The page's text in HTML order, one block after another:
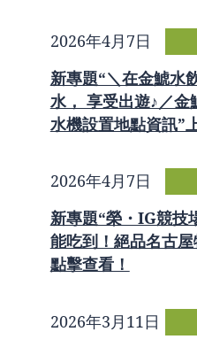
2026年4月7日
新專題“＼在金鯱水
水， 享受出遊♪／
水機設置地點資訊”
2026年4月7日
新專題“榮・IG競技
能吃到！絕品名古
點擊查看！
2026年3月11日